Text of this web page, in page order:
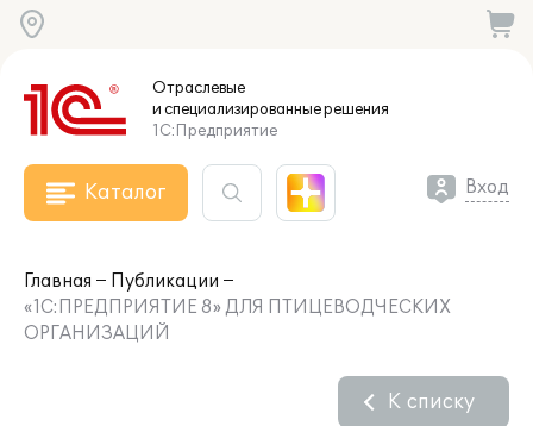
Отраслевые
и специализированныерешения
1С:Предприятие
Каталог Вход
Главная
Публикации
«1С:ПРЕДПРИЯТИЕ 8» ДЛЯ ПТИЦЕВОДЧЕСКИХ
ОРГАНИЗАЦИЙ
К списку